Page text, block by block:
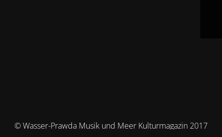
© Wasser-Prawda Musik und Meer Kulturmagazin 2017